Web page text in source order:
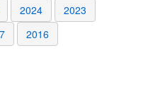
2024
2023
2016